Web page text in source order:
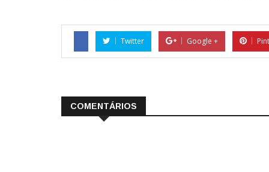
Twitter Google +
COMENTÁRIOS